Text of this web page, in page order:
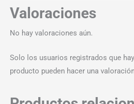
Valoraciones
No hay valoraciones aún.
Solo los usuarios registrados que
producto pueden hacer una